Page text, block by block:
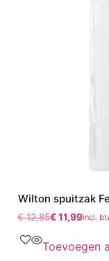
Wilton spuitzak
€12,85€11,99incl.
Toevoegen